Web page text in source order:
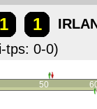
1 1
tps: 0-0)
50